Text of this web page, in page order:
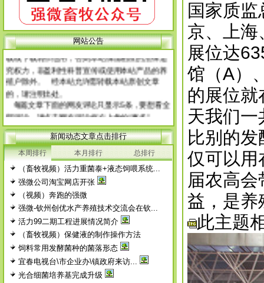
网站公告
网 站 申 明
本网站所有原创文章，未经本站同意，不得转
载或下载转作他用，否则本站保留相应的法律追
究权力，非盈利性科普宣传或使用本站产品的养
殖户除外。 经本站允许需转载本站原创文章
的，请注明出处。
每篇文章下面的网友评论只显示5条，要想看全
部评论，请点击网友评论框右上角的“更多”
徨耧豚蝽-桎梓羼觇?觐眈箅圉梃
徨耧豚蝽-桎梓羼觇?觐眈箅圉梃
新闻动态文章点击排行
本周排行 本月排行 总排行
（畜牧视频）活力重菌泰+液态饲喂系统...
强微公司淘宝网店开张
（视频）奔跑的强微
强微-钦州创优水产养殖技术交流会在钦...
活力99二期工程进展情况简介
（畜牧视频）保健液的制作操作方法
饲料常用发酵菌种的菌落形态
宜春电视台\市企业办\镇政府来访...
光合细菌培养基完成升级
国家质
京、上海
展位达
馆（A）
的展位
天我们
比别的
仅可以用
届农高
益，是
此主题